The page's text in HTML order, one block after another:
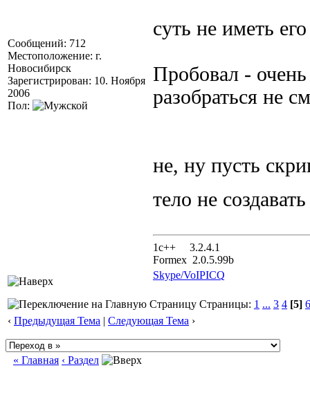
Сообщений: 712
Местоположение: г.
Новосибирск
Зарегистрирован: 10. Ноября
2006
Пол:
суть не иметь
Пробовал -
разобраться не
не, ну пусть
тело не
1с++ 3.2.4.1
Formex 2.0.5.99b
Skype/VoIPICQ
Страницы: 1 ... 3 4 [5] 6
‹ Предыдущая Тема | Следующая Тема ›
« Главная ‹ Раздел